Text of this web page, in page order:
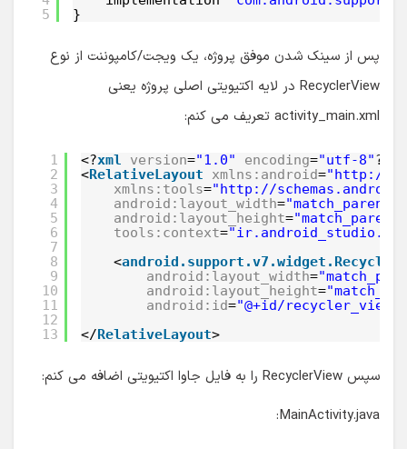
5
}
پس از سینک شدن موفق پروژه، یک ویجت/کامپوننت از نوع
RecyclerView در لایه اکتیویتی اصلی پروژه یعنی
activity_main.xml تعریف می کنم:
1
2
3
4
5
6
7
8
9
10
11
12
13
<?xml version="1.0" encoding="utf-8"?>
<RelativeLayout xmlns:android="http://
xmlns:tools="http://
android:layout_width="match_parent"
android:layout_height="match_parent"
tools:context=
<
android:layout_width=
android:layout_height=
android:id="@+id/recycler_view"
</RelativeLayout>
سپس RecyclerView را به فایل جاوا اکتیویتی اضافه می کنم:
MainActivity.java: